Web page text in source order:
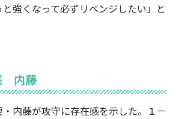
強くなって必ずリベンジしたい」と
内藤
内藤が攻守に存在感を示した。１－